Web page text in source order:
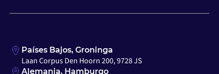
Países Bajos, Groninga
Laan Corpus Den Hoorn 200, 9728 JS
Alemania, Hamburgo